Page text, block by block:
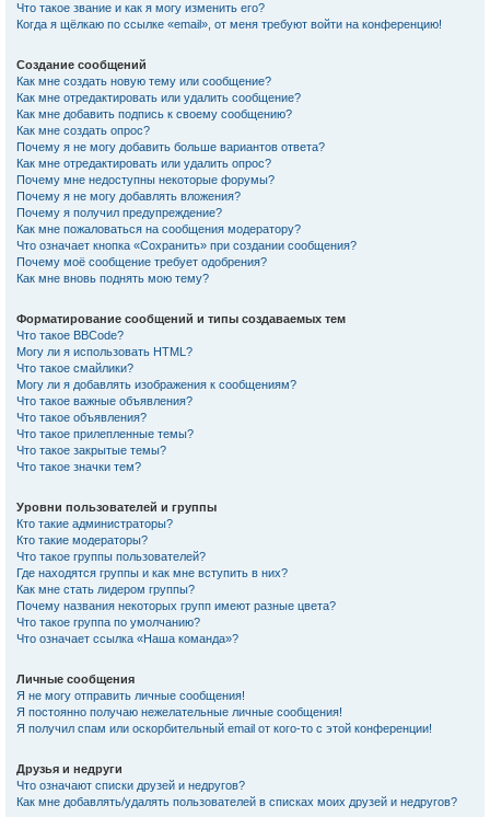
Что такое звание и как я могу изменить его?
Когда я щёлкаю по ссылке «email», от меня требуют войти на конференцию!
Создание сообщений
Как мне создать новую тему или сообщение?
Как мне отредактировать или удалить сообщение?
Как мне добавить подпись к своему сообщению?
Как мне создать опрос?
Почему я не могу добавить больше вариантов ответа?
Как мне отредактировать или удалить опрос?
Почему мне недоступны некоторые форумы?
Почему я не могу добавлять вложения?
Почему я получил предупреждение?
Как мне пожаловаться на сообщения модератору?
Что означает кнопка «Сохранить» при создании сообщения?
Почему моё сообщение требует одобрения?
Как мне вновь поднять мою тему?
Форматирование сообщений и типы создаваемых тем
Что такое BBCode?
Могу ли я использовать HTML?
Что такое смайлики?
Могу ли я добавлять изображения к сообщениям?
Что такое важные объявления?
Что такое объявления?
Что такое прилепленные темы?
Что такое закрытые темы?
Что такое значки тем?
Уровни пользователей и группы
Кто такие администраторы?
Кто такие модераторы?
Что такое группы пользователей?
Где находятся группы и как мне вступить в них?
Как мне стать лидером группы?
Почему названия некоторых групп имеют разные цвета?
Что такое группа по умолчанию?
Что означает ссылка «Наша команда»?
Личные сообщения
Я не могу отправить личные сообщения!
Я постоянно получаю нежелательные личные сообщения!
Я получил спам или оскорбительный email от кого-то с этой конференции!
Друзья и недруги
Что означают списки друзей и недругов?
Как мне добавлять/удалять пользователей в списках моих друзей и недругов?